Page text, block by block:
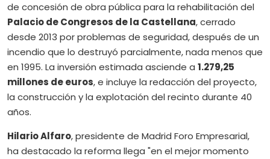
de concesión de obra pública para la rehabilitación del
Palacio de Congresos de la Castellana, cerrado
desde 2013 por problemas de seguridad, después de un
incendio que lo destruyó parcialmente, nada menos que
en 1995. La inversión estimada asciende a 1.279,25
millones de euros, e incluye la redacción del proyecto,
la construcción y la explotación del recinto durante 40
años.
Hilario Alfaro, presidente de Madrid Foro Empresarial,
ha destacado la reforma llega "en el mejor momento